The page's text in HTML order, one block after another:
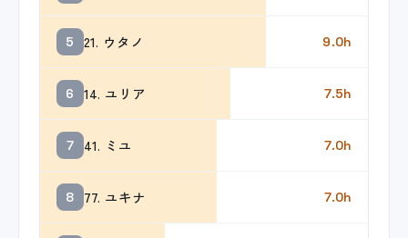
5 21. ウタノ 9.0h
6 14. ユリア 7.5h
7 41. ミユ 7.0h
8 77. ユキナ 7.0h